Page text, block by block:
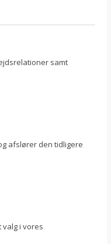
samt
afslører den tidligere
valg i vores